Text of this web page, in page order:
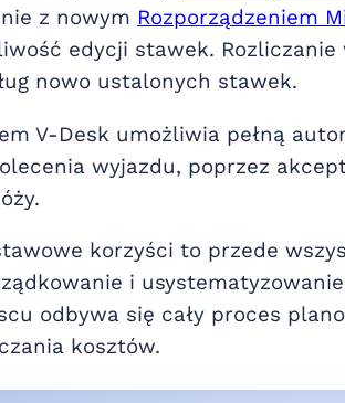
z nowym Rozporządzeniem
edycji stawek.
nowo ustalonych stawek.
V-Desk umożliwia pełną
wyjazdu, poprzez
korzyści to przede
i
odbywa się cały proces
kosztów.